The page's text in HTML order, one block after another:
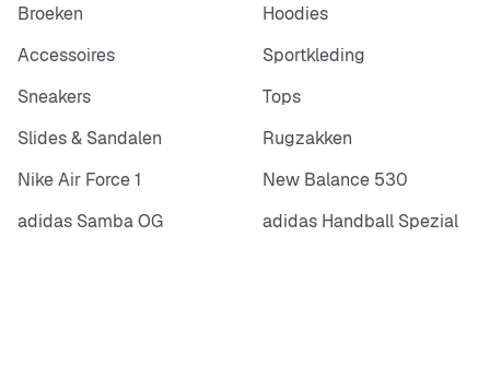
Broeken
Hoodies
Accessoires
Sportkleding
Sneakers
Tops
Slides & Sandalen
Rugzakken
Nike Air Force 1
New Balance 530
adidas Samba OG
adidas Handball Spezial